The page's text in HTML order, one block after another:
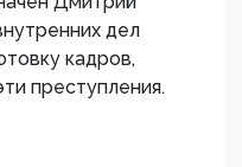
дел
кадров,
преступления.